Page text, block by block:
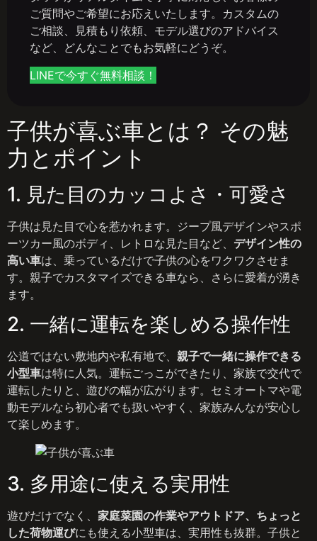
ご質問やご希望にお応えいたします。カスタムの
ご相談、見積もり依頼、モデル選びのアドバイス
など、どんなことでもお気軽にどうぞ。
LINEで今すぐ無料相談！
子供が喜ぶ車とは？ その魅
力とポイント
1. 見た目のカッコよさ・可愛さ
子供は見た目で心を惹かれます。ジープ風デザインやスポ
ーツカー風のボディ、レトロな見た目など、 デザイン性の
高い車は、乗っているだけで子供の心をワクワクさせま
す。親子でカスタマイズできる車なら、さらに愛着が湧き
ます。
2. 一緒に運転を楽しめる操作性
公道ではない敷地内や私有地で、 親子で一緒に操作できる
小型車は特に人気。運転ごっこができたり、家族で交代で
運転したりと、遊びの幅が広がります。セミオートマや電
動モデルなら初心者でも扱いやすく、家族みんなが安心し
て楽しめます。
3. 多用途に使える実用性
遊びだけでなく、 家庭菜園の作業やアウトドア、ちょっと
した荷物運びにも使える小型車は、実用性も抜群。子供と